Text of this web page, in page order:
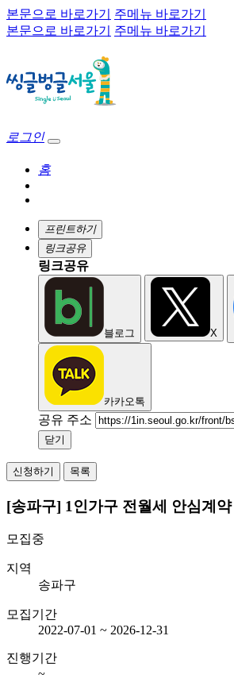
본문으로 바로가기
주메뉴 바로가기
본문으로 바로가기
주메뉴 바로가기
로그인
홈
프린트하기
링크공유
링크공유
블로그 X
카카오톡
공유 주소
닫기
신청하기 목록
[송파구] 1인가구 전월세 안심계
모집중
지역
송파구
모집기간
2022-07-01 ~ 2026-12-31
진행기간
~